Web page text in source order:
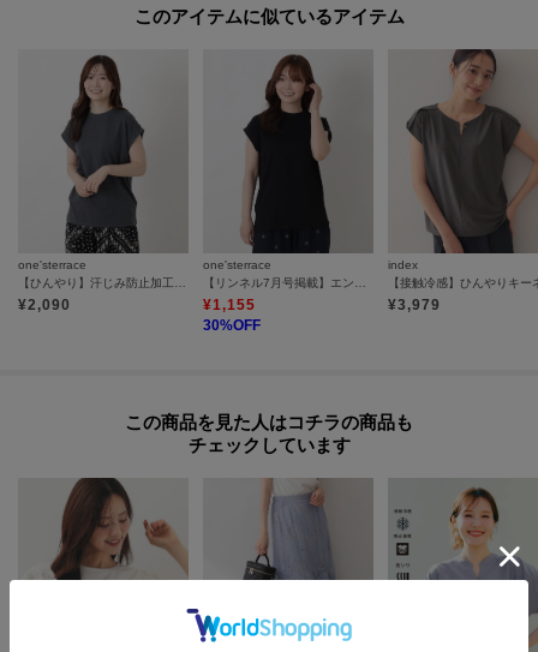
このアイテムに似ているアイテム
one'sterrace
【ひんやり】汗じみ防止加工 ノースリーブプルオーバー
¥2,090
one'sterrace
【リンネル7月号掲載】エンザイム加工 ノースリーブプルオーバー
¥1,155
30%OFF
index
¥3,979
この商品を見た人はコチラの商品も
チェックしています